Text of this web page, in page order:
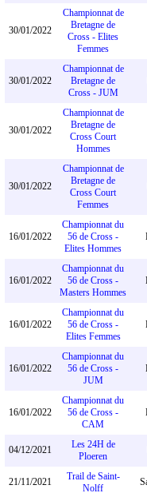
30/01/2022
Championnat de
Bretagne de
Cross - Elites
Femmes
30/01/2022
Championnat de
Bretagne de
Cross - JUM
30/01/2022
Championnat de
Bretagne de
Cross Court
Hommes
30/01/2022
Championnat de
Bretagne de
Cross Court
Femmes
16/01/2022
Championnat du
56 de Cross -
Elites Hommes
16/01/2022
Championnat du
56 de Cross -
Masters Hommes
16/01/2022
Championnat du
56 de Cross -
Elites Femmes
16/01/2022
Championnat du
56 de Cross -
JUM
16/01/2022
Championnat du
56 de Cross -
CAM
04/12/2021
Les 24H de
Ploeren
21/11/2021
Trail de Saint-
Nolff